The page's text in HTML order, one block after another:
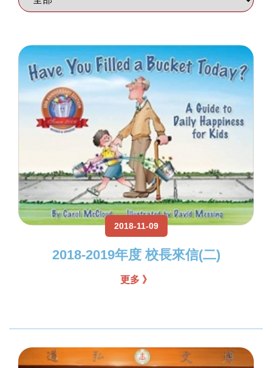
2018-11-09
2018-2019年度 校長來信(二)
更多 》